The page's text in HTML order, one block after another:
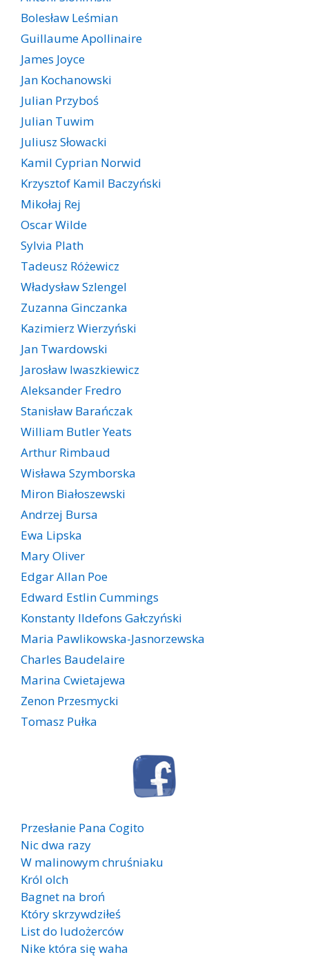
Bolesław Leśmian
Guillaume Apollinaire
James Joyce
Jan Kochanowski
Julian Przyboś
Julian Tuwim
Juliusz Słowacki
Kamil Cyprian Norwid
Krzysztof Kamil Baczyński
Mikołaj Rej
Oscar Wilde
Sylvia Plath
Tadeusz Różewicz
Władysław Szlengel
Zuzanna Ginczanka
Kazimierz Wierzyński
Jan Twardowski
Jarosław Iwaszkiewicz
Aleksander Fredro
Stanisław Barańczak
William Butler Yeats
Arthur Rimbaud
Wisława Szymborska
Miron Białoszewski
Andrzej Bursa
Ewa Lipska
Mary Oliver
Edgar Allan Poe
Edward Estlin Cummings
Konstanty Ildefons Gałczyński
Maria Pawlikowska-Jasnorzewska
Charles Baudelaire
Marina Cwietajewa
Zenon Przesmycki
Tomasz Pułka
Przesłanie Pana Cogito
Nic dwa razy
W malinowym chruśniaku
Król olch
Bagnet na broń
Który skrzywdziłeś
List do ludożerców
Nike która się waha